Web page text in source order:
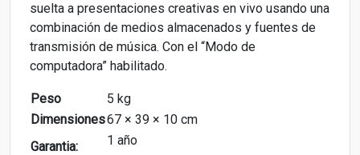
suelta a presentaciones creativas en vivo usando una
combinación de medios almacenados y fuentes de
transmisión de música. Con el “Modo de
computadora” habilitado.
Peso
5 kg
Dimensiones67 × 39 × 10 cm
Garantia:
1 año